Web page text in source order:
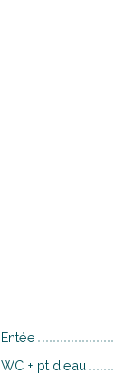
Entée
WC + pt d'eau